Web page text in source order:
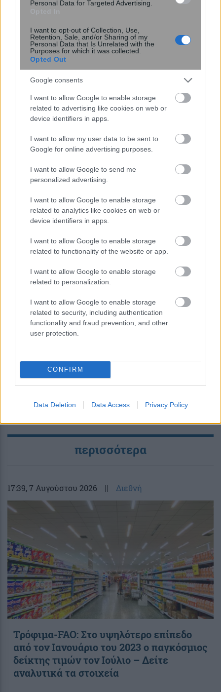
Personal Data for Targeted Advertising.
I want to opt-out of Collection, Use,
Retention, Sale, and/or Sharing of my
Personal Data that Is Unrelated with the
Purposes for which it was collected.
Opted Out
Google consents
I want to allow Google to enable storage
related to advertising like cookies on web or
device identifiers in apps.
I want to allow my user data to be sent to
Google for online advertising purposes.
I want to allow Google to send me
personalized advertising.
I want to allow Google to enable storage
related to analytics like cookies on web or
device identifiers in apps.
I want to allow Google to enable storage
related to functionality of the website or app.
I want to allow Google to enable storage
related to personalization.
I want to allow Google to enable storage
related to security, including authentication
functionality and fraud prevention, and other
user protection.
CONFIRM
Data Deletion Data Access Privacy Policy
πραγματικά λειτουργεί στη σύσφιξη
μετά από μεγάλη απώλεια βάρους
Η τεχνητή νοημοσύνη του Google
Maps αναλαμβάνει παραγγελίες
φαγητού
Νέα τεχνική διπλασιάζει το φάσμα
περισσότερα
17:39, 7 Αυγούστου 2026 || Διεθνή
Τρόφιμα-FAO: Στο υψηλότερο επίπεδο
από τον Ιανουάριο του 2023 o παγκόσμιος
δείκτης τιμών τον Ιούλιο – Δείτε
αναλυτικά τα στοιχεία